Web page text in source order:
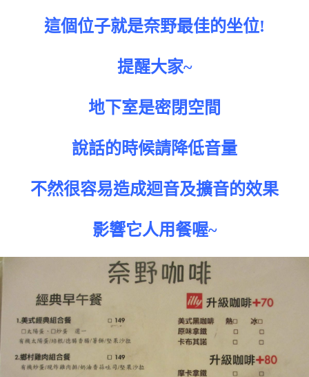
這個位子就是奈野最佳的坐位!
提醒大家~
地下室是密閉空間
說話的時候請降低音量
不然很容易造成迴音及擴音的效果
影響它人用餐喔~